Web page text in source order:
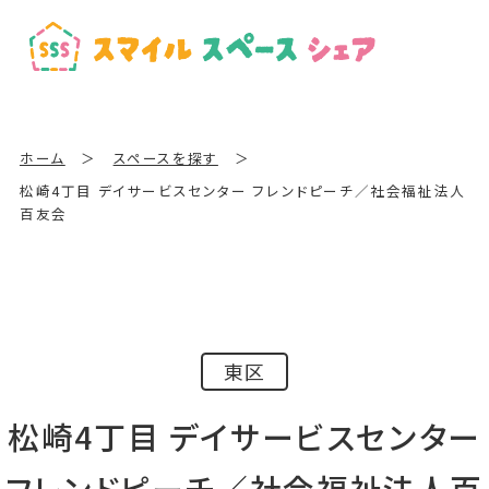
ホーム ＞ スペースを探す
＞
松崎4丁目 デイサービスセンター フレンドピーチ／社会福祉法人
百友会
東区
松崎4丁目 デイサービスセンター